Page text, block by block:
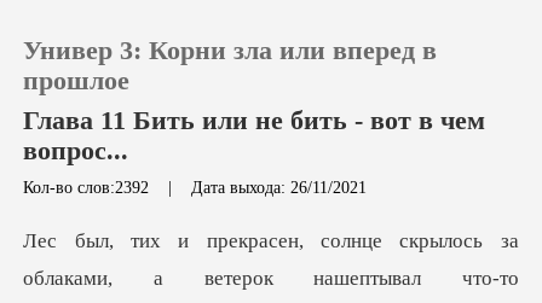
Пополнить
Универ 3: Корни зла или вперед в
прошлое
Глава 11 Бить или не бить - вот в чем
вопрос...
Кол-во слов:2392 | Дата выхода: 26/11/2021